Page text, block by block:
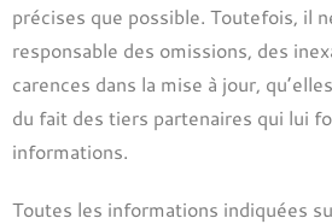
précises que possible. Toutefois, il
responsable des omissions, des
carences dans la mise à jour,
du fait des tiers partenaires qui lui
informations.
Toutes les informations indiquées